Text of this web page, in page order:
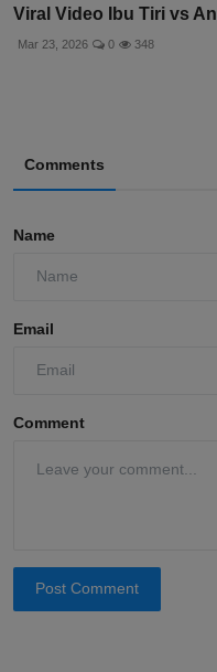
Viral Video Ibu Tiri vs
Mar 23, 2026 0 348
Comments
Name
Email
Comment
Post Comment